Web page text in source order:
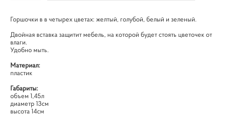
Горшочки в в четырех цветах: желтый, голубой, белый и зеленый.
Двойная вставка защитит мебель, на которой будет стоять цветочек от
влаги.
Удобно мыть.
Материал:
пластик
Габариты:
объем 1,45л
диаметр 13см
высота 14см